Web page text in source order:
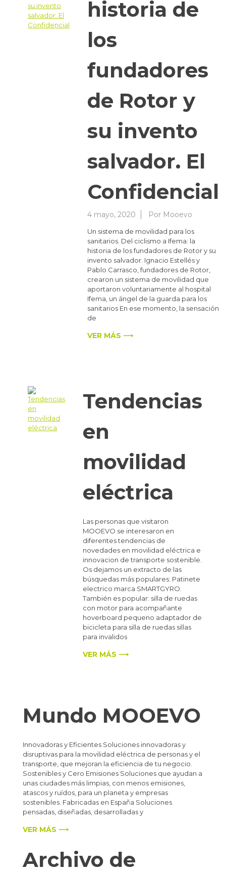
historia de
los
fundadores
de Rotor y
su invento
salvador. El
Confidencial
4 mayo, 2020 Por Mooevo
Un sistema de movilidad para los
sanitarios. Del ciclismo a Ifema: la
historia de los fundadores de Rotor y su
invento salvador. Ignacio Estellés y
Pablo Carrasco, fundadores de Rotor,
crearon un sistema de movilidad que
aportaron voluntariamente al hospital
Ifema, un ángel de la guarda para los
sanitarios En ese momento, la sensación
de
VER MÁS ⟶
Tendencias
en
movilidad
eléctrica
Las personas que visitaron
MOOEVO se interesaron en
diferentes tendencias de
novedades en movilidad eléctrica e
innovacion de transporte sostenible.
Os dejamos un extracto de las
búsquedas más populares: Patinete
electrico marca SMARTGYRO.
También es popular: silla de ruedas
con motor para acompañante
hoverboard pequeno adaptador de
bicicleta para silla de ruedas sillas
para invalidos
VER MÁS ⟶
Mundo MOOEVO
Innovadoras y Eficientes Soluciones innovadoras y
disruptivas para la movilidad eléctrica de personas y el
transporte, que mejoran la eficiencia de tu negocio.
Sostenibles y Cero Emisiones Soluciones que ayudan a
unas ciudades más limpias, con menos emisiones,
atascos y ruídos, para un planeta y empresas
sostenibles. Fabricadas en España Soluciones
pensadas, diseñadas, desarrolladas y
VER MÁS ⟶
Archivo de